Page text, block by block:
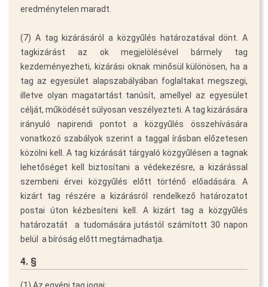
eredménytelen maradt.
(7) A tag kizárásáról a közgyűlés határozatával dönt. A
tagkizárást az ok megjelölésével bármely tag
kezdeményezheti, kizárási oknak minősül különösen, ha a
tag az egyesület alapszabályában foglaltakat megszegi,
illetve olyan magatartást tanúsít, amellyel az egyesület
célját, működését súlyosan veszélyezteti. A tag kizárására
irányuló napirendi pontot a közgyűlés összehívására
vonatkozó szabályok szerint a taggal írásban előzetesen
közölni kell. A tag kizárását tárgyaló közgyűlésen a tagnak
lehetőséget kell biztosítani a védekezésre, a kizárással
szembeni érvei közgyűlés előtt történő előadására. A
kizárt tag részére a kizárásról rendelkező határozatot
postai úton kézbesíteni kell. A kizárt tag a közgyűlés
határozatát  a tudomására jutástól számított 30 napon
belül  a bíróság előtt megtámadhatja.
4. §